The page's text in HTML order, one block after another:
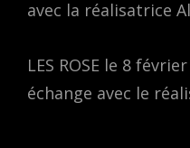
avec la réalisatrice
LES ROSE le 8
échange avec le